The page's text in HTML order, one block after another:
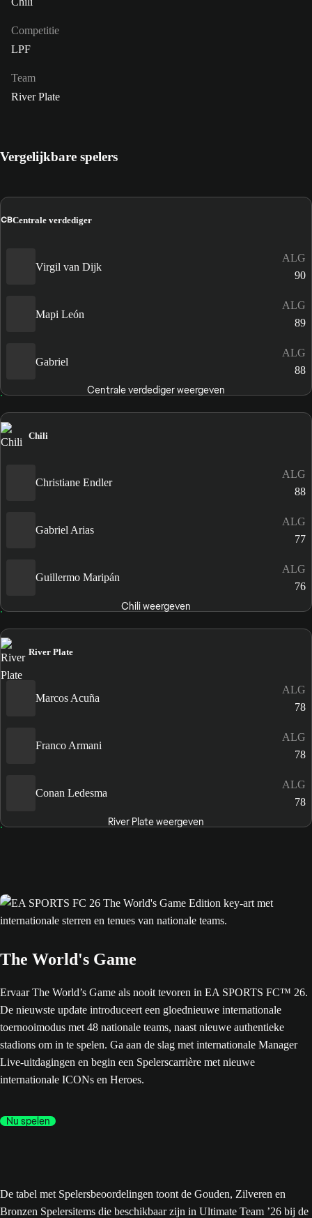
Competitie
LPF
Team
River Plate
Vergelijkbare spelers
CBCentrale verdediger
Virgil van Dijk
ALG
90
Mapi León
ALG
89
Gabriel
ALG
88
Centrale verdediger weergeven
Chili
Christiane Endler
ALG
88
Gabriel Arias
ALG
77
Guillermo Maripán
ALG
76
Chili weergeven
River Plate
Marcos Acuña
ALG
78
Franco Armani
ALG
78
Conan Ledesma
ALG
78
River Plate weergeven
The World's Game
Ervaar The World’s Game als nooit tevoren in EA SPORTS FC™ 26.
De nieuwste update introduceert een gloednieuwe internationale
toernooimodus met 48 nationale teams, naast nieuwe authentieke
stadions om in te spelen. Ga aan de slag met internationale Manager
Live-uitdagingen en begin een Spelerscarrière met nieuwe
internationale ICONs en Heroes.
Nu spelen
De tabel met Spelersbeoordelingen toont de Gouden, Zilveren en
Bronzen Spelersitems die beschikbaar zijn in Ultimate Team ’26 bij de